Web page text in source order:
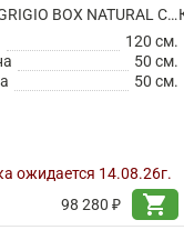
КАШПО GRIGIO BOX NATURAL CONCRETE
120 см.
50 см.
50 см.
ожидается 14.08.26г.
98 280 ₽
shopping_cart